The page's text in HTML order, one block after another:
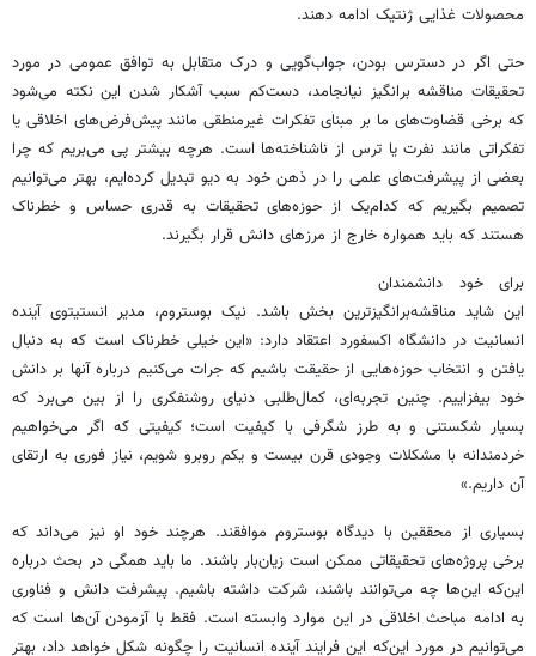
محصولات غذایی ژنتیک ادامه دهند.
حتی اگر در دسترس بودن، جواب‌گویی و درک متقابل به توافق عمومی در مورد
تحقیقات مناقشه برانگیز نیانجامد، دست‌کم سبب آشکار شدن این نکته می‌شود
که برخی قضاوت‌های ما بر مبنای تفکرات غیرمنطقی مانند پیش‌فرض‌های اخلاقی یا
تفکراتی مانند نفرت یا ترس از ناشناخته‌ها است. هرچه بیشتر پی می‌بریم که چرا
بعضی از پیشرفت‌های علمی را در ذهن خود به دیو تبدیل کرده‌ایم، بهتر می‌توانیم
تصمیم بگیریم که کدام‌یک از حوزه‌های تحقیقات به قدری حساس و خطرناک
هستند که باید همواره خارج از مرزهای دانش قرار بگیرند.
برای خود دانشمندان
این شاید مناقشه‌برانگیز‌ترین بخش باشد. نیک بوستروم، مدیر انستیتوی آینده
انسانیت در دانشگاه اکسفورد اعتقاد دارد: «این خیلی خطرناک است که به دنبال
یافتن و انتخاب حوزه‌هایی از حقیقت باشیم که جرات می‌کنیم درباره آنها بر دانش
خود بیفزاییم. چنین تجربه‌ای، کمال‌طلبی دنیای روشنفکری را از بین می‌برد که
بسیار شکستنی و به طرز شگرفی با کیفیت است؛ کیفیتی که اگر می‌خواهیم
خردمندانه با مشکلات وجودی قرن بیست و یکم روبرو شویم، نیاز فوری به ارتقای
آن داریم.»
بسیاری از محققین با دیدگاه بوستروم موافقند. هرچند خود او نیز می‌داند که
برخی پروژه‌های تحقیقاتی ممکن است زیان‌بار باشند. ما باید همگی در بحث درباره
این‌که این‌ها چه می‌توانند باشند، شرکت داشته باشیم. پیشرفت دانش و فناوری
به ادامه مباحث اخلاقی در این موارد وابسته است. فقط با آزمودن آن‌ها است که
می‌توانیم در مورد این‌که این فرایند آینده انسانیت را چگونه شکل خواهد داد، بهتر